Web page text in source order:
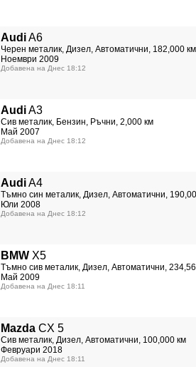
AudiA6
Черен металик, Дизел, Автоматични, 182,000 км
Ноември 2009
Добавена на Днес 18:12
AudiA3
Сив металик, Бензин, Ръчни, 2,000 км
Май 2007
Добавена на Днес 18:12
AudiA4
Тъмно син металик, Дизел, Автоматични,
Юли 2008
Добавена на Днес 18:12
BMW X5
Тъмно сив металик, Дизел, Автоматични,
Май 2009
Добавена на Днес 18:11
Mazda CX 5
Сив металик, Дизел, Автоматични, 100,000 км
Февруари 2018
Добавена на Днес 18:11